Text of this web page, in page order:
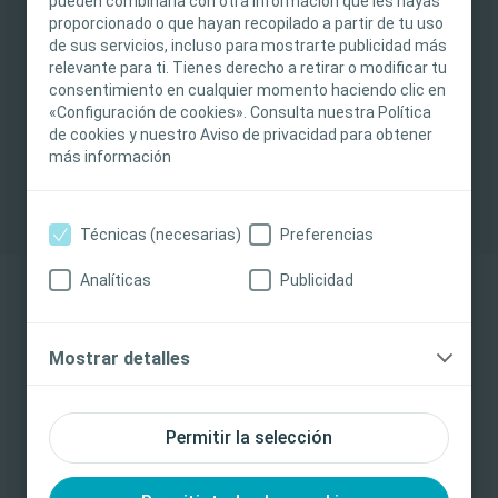
proporcionado o que hayan recopilado a partir de tu uso
de sus servicios, incluso para mostrarte publicidad más
relevante para ti. Tienes derecho a retirar o modificar tu
consentimiento en cualquier momento haciendo clic en
«Configuración de cookies». Consulta nuestra Política
de cookies y nuestro Aviso de privacidad para obtener
más información
Permitir la selección
Técnicas (necesarias) Preferencias
Analíticas Publicidad
Mostrar detalles
asesoramiento médico, jurídico ni comercial ni
sustituir en modo alguno el criterio médico
independiente de un profesional sanitario
capacitado y autorizado. La responsabilidad de
la atención al paciente recae en el profesional
sanitario. Para obtener información detallada
contraindicaciones, riesgos, efectos,
instrucciones de uso (IdU) del producto antes de
cualquier cambio o actualización de contenidos,
nuevos o próximos de interés. No recibirá
contenidos de comercialización ni otros
¿Cuáles son los beneficios de los
apósitos de hidrocoloide?
6 beneficios que el apósito de hidrocoloide
tiene que ofrecer en el cuidado de heridas